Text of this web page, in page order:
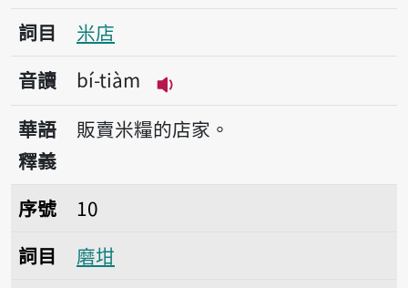
詞目
米店
音讀
bí-tiàm
播放音讀bí-tiàm
華語
釋義
販賣米糧的店家。
序號10磨坩
序號
10
詞目
磨坩